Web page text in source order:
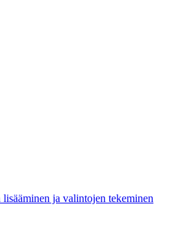
lisääminen ja valintojen tekeminen